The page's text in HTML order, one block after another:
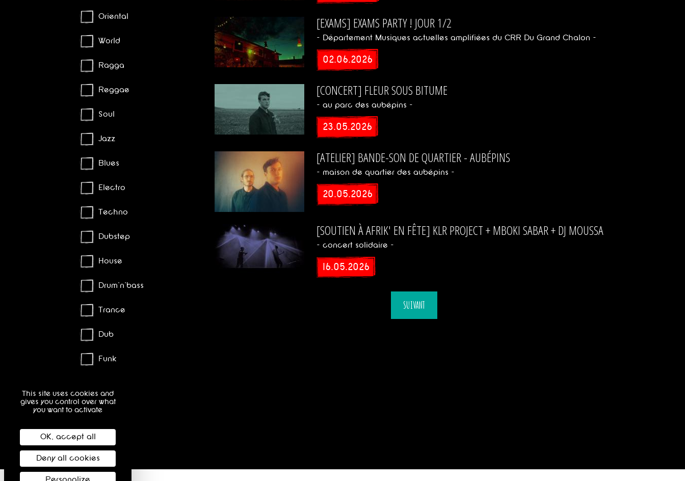
Oriental
World
Ragga
Reggae
Soul
Jazz
Blues
Electro
Techno
Dubstep
House
Drum'n'bass
Trance
Dub
Funk
Hip Hop
[EXAMS] EXAMS PARTY ! JOUR 1/2
- Département Musiques actuelles amplifiées du CRR Du Grand Chalon -
02.06.2026
[CONCERT] FLEUR SOUS BITUME
- au parc des aubépins -
23.05.2026
[ATELIER] BANDE-SON DE QUARTIER - AUBÉPINS
- maison de quartier des aubépins -
20.05.2026
[SOUTIEN À AFRIK' EN FÊTE] KLR PROJECT + MBOKI SABAR + DJ MOUSSA
- concert solidaire -
16.05.2026
SUIVANT
This site uses cookies and
gives you control over what
you want to activate
OK, accept all
Deny all cookies